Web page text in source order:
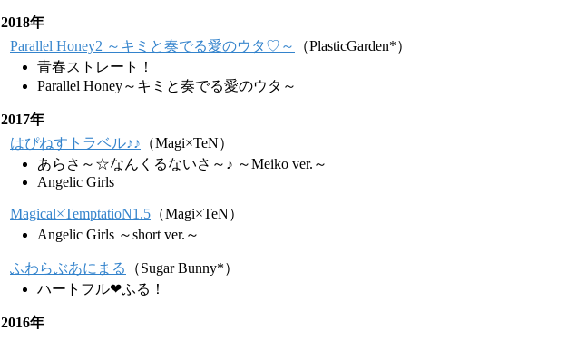
2018年
Parallel Honey2 ～キミと奏でる愛のウタ♡～
（PlasticGarden*）
青春ストレート！
Parallel Honey～キミと奏でる愛のウタ～
2017年
はぴねすトラベル♪♪ （Magi×TeN）
あらさ～☆なんくるないさ～♪ ～Meiko ver.～
Angelic Girls
Magical×TemptatioN1.5 （Magi×TeN）
Angelic Girls ～short ver.～
ふわらぶあにまる
（Sugar Bunny*）
ハートフル❤ふる！
2016年